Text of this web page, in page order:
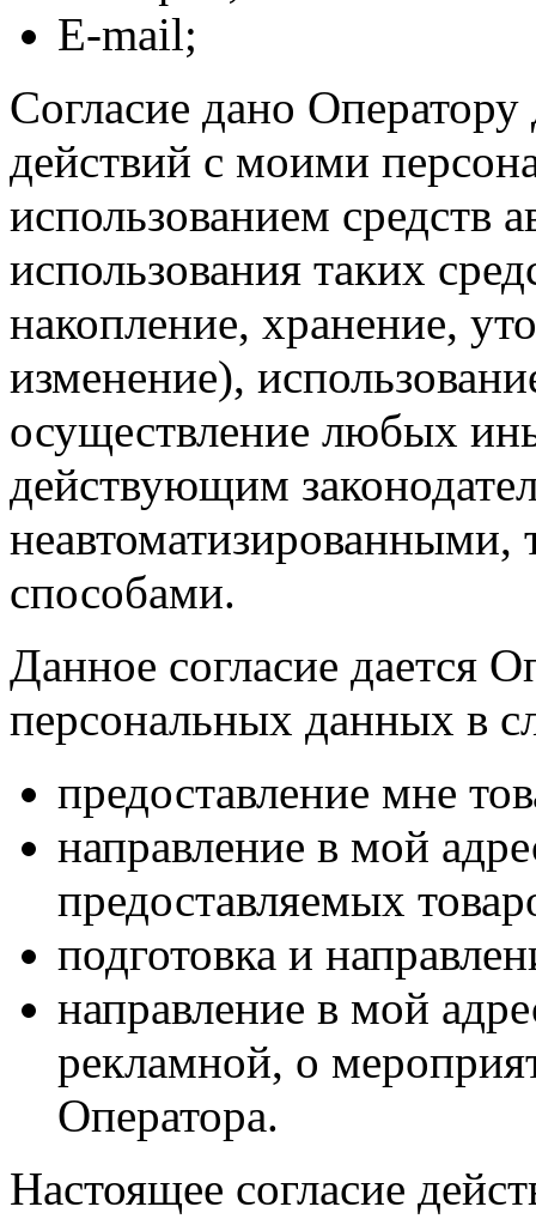
E-mail;
Согласие дано
действий с моими
использованием средств
использования таких
накопление, хранение,
изменение),
осуществление любых
действующим
неавтоматизированными,
способами.
Данное согласие дается
персональных данных в
предоставление мне
направление в мой
предоставляемых
подготовка и
направление в мой
рекламной, о
Оператора.
Настоящее согласие